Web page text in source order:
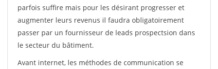
parfois suffire mais pour les désirant progresser et
augmenter leurs revenus il faudra obligatoirement
passer par un fournisseur de leads prospectsion dans
le secteur du bâtiment.
Avant internet, les méthodes de communication se